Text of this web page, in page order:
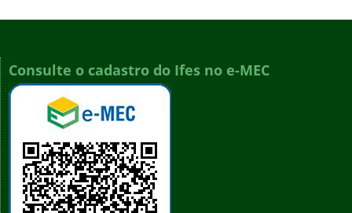
Consulte o cadastro do Ifes no e-MEC